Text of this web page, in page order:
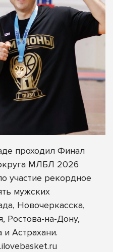
проходил Финал
МЛБЛ 2026
участие рекордное
мужских
Новочеркасска,
Ростова-на-Дону,
Астрахани.